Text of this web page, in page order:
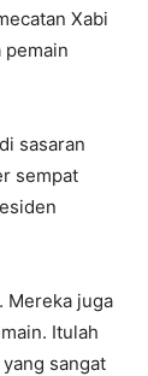
Xabi
pemain
sasaran
sempat
Mereka juga
Itulah
sangat